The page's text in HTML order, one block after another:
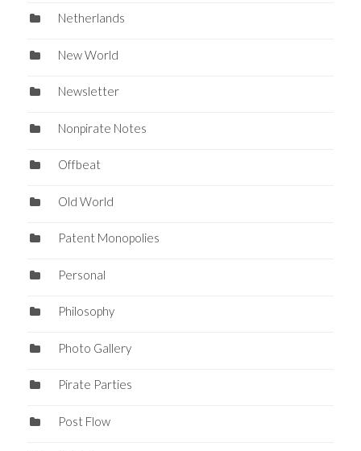
Netherlands
New World
Newsletter
Nonpirate Notes
Offbeat
Old World
Patent Monopolies
Personal
Philosophy
Photo Gallery
Pirate Parties
Post Flow